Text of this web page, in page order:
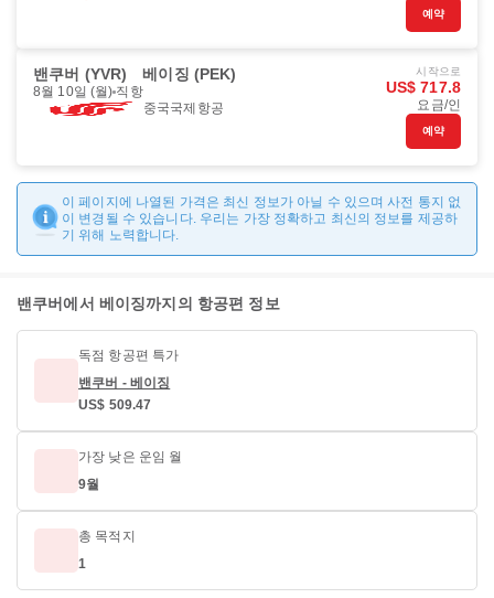
예약
밴쿠버 (YVR) 베이징 (PEK)
8월 10일 (월) 직항
중국국제항공
시작으로
US$ 717.8
요금/인
예약
이 페이지에 나열된 가격은 최신 정보가 아닐 수 있으며 사전 통지 없
이 변경될 수 있습니다. 우리는 가장 정확하고 최신의 정보를 제공하
기 위해 노력합니다.
밴쿠버에서 베이징까지의 항공편 정보
독점 항공편 특가
밴쿠버 - 베이징
US$ 509.47
가장 낮은 운임 월
9월
총 목적지
1